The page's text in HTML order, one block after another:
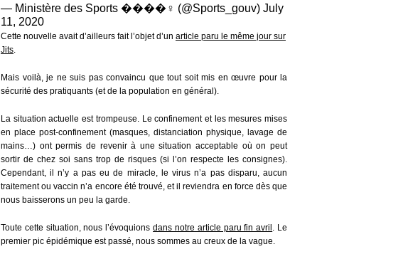
— Ministère des Sports ����♀️ (@Sports_gouv) July
11, 2020
Cette nouvelle avait d’ailleurs fait l’objet d’un article paru le même jour sur
Jits.
Mais voilà, je ne suis pas convaincu que tout soit mis en œuvre pour la
sécurité des pratiquants (et de la population en général).
La situation actuelle est trompeuse. Le confinement et les mesures mises
en place post-confinement (masques, distanciation physique, lavage de
mains…) ont permis de revenir à une situation acceptable où on peut
sortir de chez soi sans trop de risques (si l’on respecte les consignes).
Cependant, il n’y a pas eu de miracle, le virus n’a pas disparu, aucun
traitement ou vaccin n’a encore été trouvé, et il reviendra en force dès que
nous baisserons un peu la garde.
Toute cette situation, nous l’évoquionsdans notre article paru fin avril . Le
premier pic épidémique est passé, nous sommes au creux de la vague.